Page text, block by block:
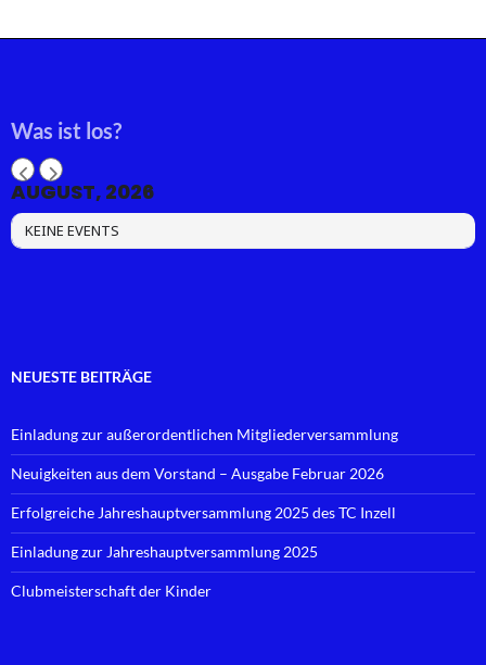
Was ist los?
AUGUST, 2026
KEINE EVENTS
NEUESTE BEITRÄGE
Einladung zur außerordentlichen Mitgliederversammlung
Neuigkeiten aus dem Vorstand – Ausgabe Februar 2026
Erfolgreiche Jahreshauptversammlung 2025 des TC Inzell
Einladung zur Jahreshauptversammlung 2025
Clubmeisterschaft der Kinder